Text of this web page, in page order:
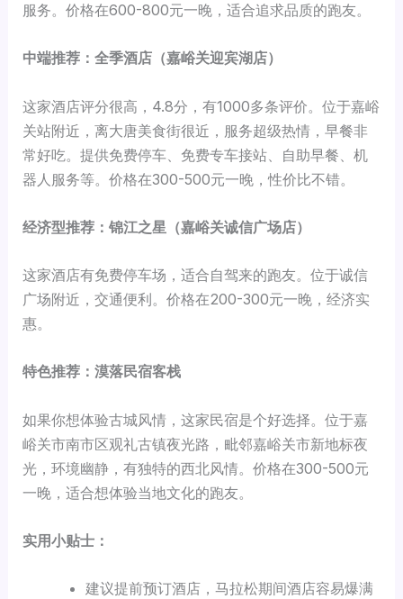
服务。价格在600-800元一晚，适合追求品质的跑友。
中端推荐：全季酒店（嘉峪关迎宾湖店）
这家酒店评分很高，4.8分，有1000多条评价。位于嘉峪
关站附近，离大唐美食街很近，服务超级热情，早餐非
常好吃。提供免费停车、免费专车接站、自助早餐、机
器人服务等。价格在300-500元一晚，性价比不错。
经济型推荐：锦江之星（嘉峪关诚信广场店）
这家酒店有免费停车场，适合自驾来的跑友。位于诚信
广场附近，交通便利。价格在200-300元一晚，经济实
惠。
特色推荐：漠落民宿客栈
如果你想体验古城风情，这家民宿是个好选择。位于嘉
峪关市南市区观礼古镇夜光路，毗邻嘉峪关市新地标夜
光，环境幽静，有独特的西北风情。价格在300-500元
一晚，适合想体验当地文化的跑友。
实用小贴士：
建议提前预订酒店，马拉松期间酒店容易爆满